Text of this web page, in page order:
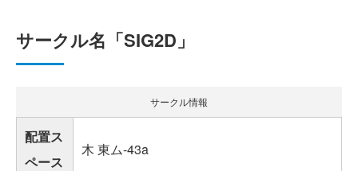
サークル名「SIG2D」
サークル情報
配置ス
ペース
木 東ム-43a